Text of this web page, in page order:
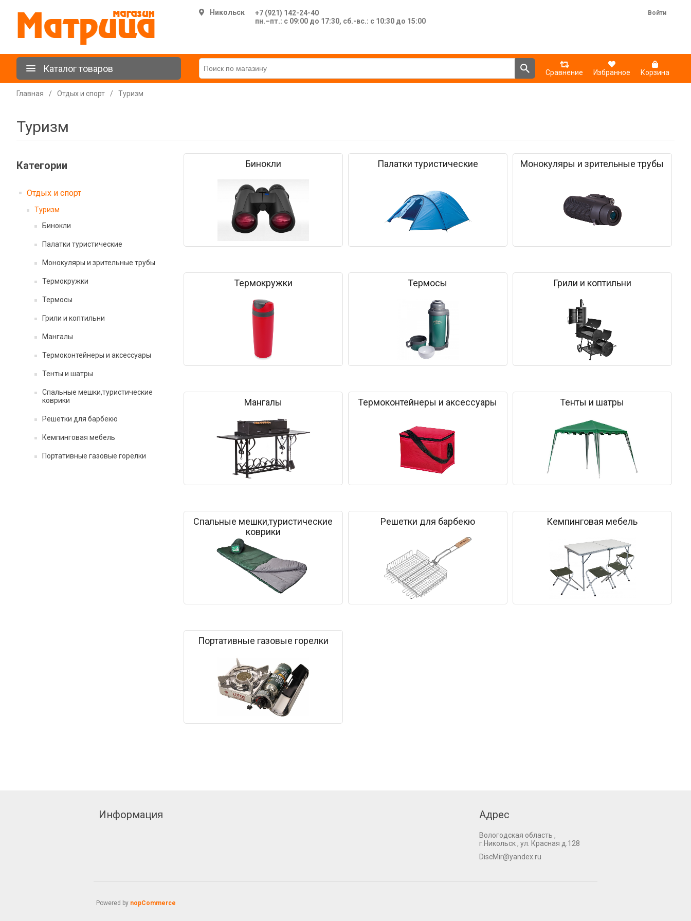
Никольск
+7 (921) 142-24-40
пн.–пт.: с 09:00 до 17:30, сб.-вс.: с 10:30 до 15:00
Войти
Каталог товаров Сравнение Избранное Корзина
Главная / Отдых и спорт / Туризм
Туризм
Категории
Отдых и спорт
Туризм
Бинокли
Палатки туристические
Монокуляры и зрительные трубы
Термокружки
Термосы
Грили и коптильни
Мангалы
Термоконтейнеры и аксессуары
Тенты и шатры
Спальные мешки,туристические
коврики
Решетки для барбекю
Кемпинговая мебель
Портативные газовые горелки
Бинокли Палатки туристические Монокуляры и зрительные трубы
Термокружки Термосы Грили и коптильни
Мангалы Термоконтейнеры и аксессуары Тенты и шатры
Спальные мешки,туристические
коврики
Решетки для барбекю Кемпинговая мебель
Портативные газовые горелки
Информация Адрес
Вологодская область ,
г.Никольск , ул. Красная д.128
DiscMir@yandex.ru
Powered by nopCommerce